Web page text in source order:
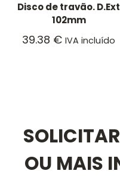
Disco de travão. D.Ext
102mm
39.38 € IVA incluído
OU MAIS